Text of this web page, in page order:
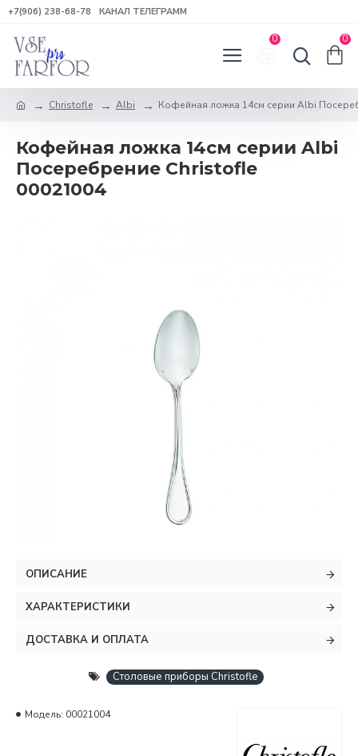
+7(906) 238-68-78 КАНАЛ ТЕЛЕГРАММ
0 0
Christofle Albi Кофейная ложка 14см серии Albi
Кофейная ложка 14см серии Albi
Посеребрение Christofle
00021004
ОПИСАНИЕ
ХАРАКТЕРИСТИКИ
ДОСТАВКА И ОПЛАТА
Столовые приборы Christofle
Модель: 00021004